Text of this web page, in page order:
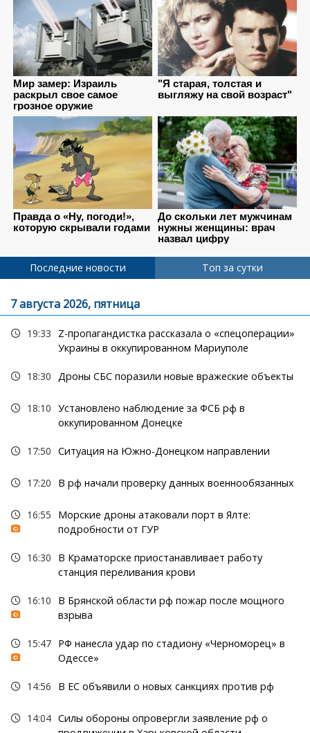
Последние новости Топ за сутки
7 августа 2026, пятница
19:33
Z-пропагандистка рассказала о «спецоперации»
Украины в оккупированном Мариуполе
18:30 Дроны СБС поразили новые вражеские объекты
18:10 Установлено наблюдение за ФСБ рф в
оккупированном Донецке
17:50 Ситуация на Южно-Донецком направлении
17:20 В рф начали проверку данных военнообязанных
16:55
Морские дроны атаковали порт в Ялте:
подробности от ГУР
16:30
В Краматорске приостанавливает работу
станция переливания крови
16:10
В Брянской области рф пожар после мощного
взрыва
15:47 РФ нанесла удар по стадиону «Черноморец» в
Одессе»
14:56 В ЕС объявили о новых санкциях против рф
14:04 Силы обороны опровергли заявление рф о